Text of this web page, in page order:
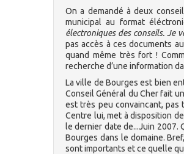
On a demandé à deux
municipal au format
électroniques des conseils. Je
pas accès à ces documents
quand même très fort !
recherche d’une information
La ville de Bourges est bien
Conseil Général du Cher fait
est très peu convaincant, pas
Centre lui, met à disposition
le dernier date de...Juin
Bourges dans le domaine.
sont importants et ce quelle